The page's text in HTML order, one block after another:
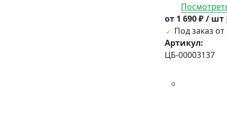
от 1 690 ₽ / шт
Под заказ от
Артикул:
ЦБ-00003137